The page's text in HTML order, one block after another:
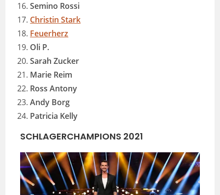
Semino Rossi
Christin Stark
Feuerherz
Oli P.
Sarah Zucker
Marie Reim
Ross Antony
Andy Borg
Patricia Kelly
SCHLAGERCHAMPIONS 2021